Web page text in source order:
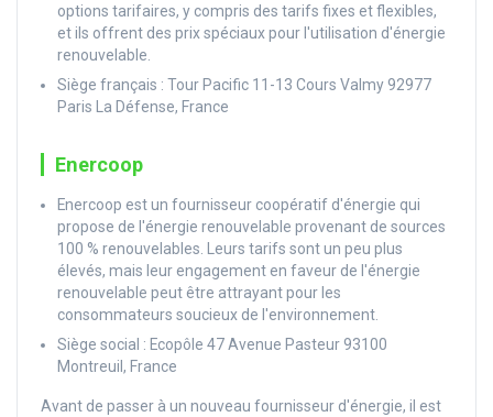
options tarifaires, y compris des tarifs fixes et flexibles,
et ils offrent des prix spéciaux pour l'utilisation d'énergie
renouvelable.
Siège français : Tour Pacific 11-13 Cours Valmy 92977
Paris La Défense, France
Enercoop
Enercoop est un fournisseur coopératif d'énergie qui
propose de l'énergie renouvelable provenant de sources
100 % renouvelables. Leurs tarifs sont un peu plus
élevés, mais leur engagement en faveur de l'énergie
renouvelable peut être attrayant pour les
consommateurs soucieux de l'environnement.
Siège social : Ecopôle 47 Avenue Pasteur 93100
Montreuil, France
Avant de passer à un nouveau fournisseur d'énergie, il est